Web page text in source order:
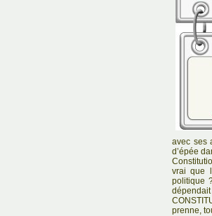
avec ses
d’épée
vrai que
politique
prenne,